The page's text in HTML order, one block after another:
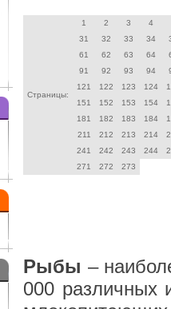
Страницы:
1 2 3
4
31
32 33 34
61
62 63 64
91
92 93 94
121
122 123 124
151
152 153 154
181
182 183 184
211
212 213 214
241
242 243 244
271
272 273
Рыбы –
000 различных